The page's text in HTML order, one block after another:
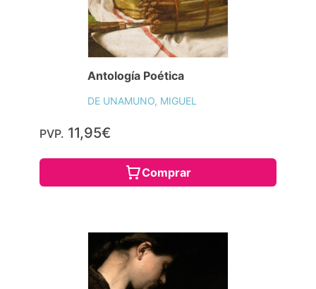
Antología Poética
DE UNAMUNO, MIGUEL
PVP. 11,95€
Comprar